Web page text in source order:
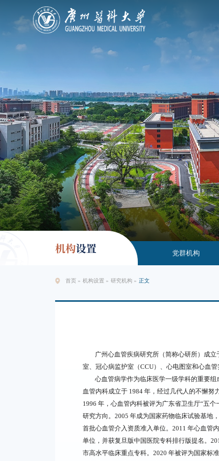
机构设置 党群机构
首页 » 机构设置 » 研究机构 » 正文
广州心血管疾病研究所（简称心研所）成
室、冠心病监护室（CCU）、心电图室和心血管
心血管病学作为临床医学一级学科的重要
血管内科成立于 1984 年，经过几代人的不懈努
1996 年，心血管内科被评为广东省卫生厅“五
研究方向。2005 年成为国家药物临床试验基地
首批心血管介入资质准入单位。2011 年心血管
单位，并获复旦版中国医院专科排行版提名。
市高水平临床重点专科。2020 年被评为国家标